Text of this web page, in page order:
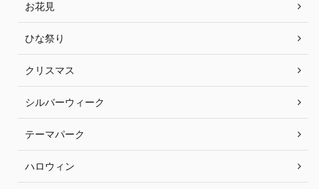
お花見
ひな祭り
クリスマス
シルバーウィーク
テーマパーク
ハロウィン